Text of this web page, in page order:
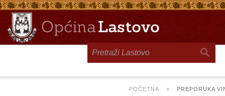
POČETNA » PREPORUKA